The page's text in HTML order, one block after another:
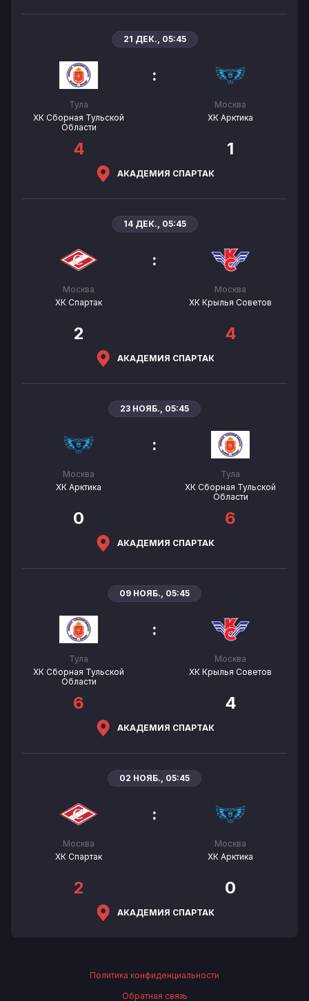
21 ДЕК., 05:45
Тула
ХК Сборная Тульской
Области
4
:
Москва
ХК Арктика
1
АКАДЕМИЯ СПАРТАК
14 ДЕК., 05:45
Москва
ХК Спартак
2
:
Москва
ХК Крылья Советов
4
АКАДЕМИЯ СПАРТАК
23 НОЯБ., 05:45
Москва
ХК Арктика
0
:
Тула
ХК Сборная Тульской
Области
6
АКАДЕМИЯ СПАРТАК
09 НОЯБ., 05:45
Тула
ХК Сборная Тульской
Области
6
:
Москва
ХК Крылья Советов
4
АКАДЕМИЯ СПАРТАК
02 НОЯБ., 05:45
Москва
ХК Спартак
2
:
Москва
ХК Арктика
0
АКАДЕМИЯ СПАРТАК
Политика конфиденциальности
Обратная связь